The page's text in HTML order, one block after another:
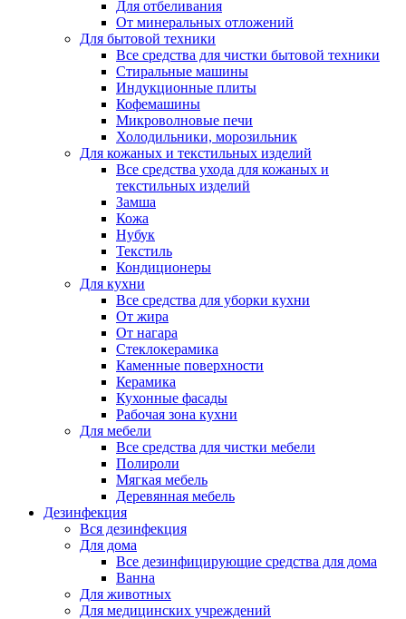
Для отбеливания
От минеральных отложений
Для бытовой техники
Все средства для чистки бытовой техники
Стиральные машины
Индукционные плиты
Кофемашины
Микроволновые печи
Холодильники, морозильник
Для кожаных и текстильных изделий
Все средства ухода для кожаных и
текстильных изделий
Замша
Кожа
Нубук
Текстиль
Кондиционеры
Для кухни
Все средства для уборки кухни
От жира
От нагара
Стеклокерамика
Каменные поверхности
Керамика
Кухонные фасады
Рабочая зона кухни
Для мебели
Все средства для чистки мебели
Полироли
Мягкая мебель
Деревянная мебель
Дезинфекция
Вся дезинфекция
Для дома
Все дезинфицирующие средства для дома
Ванна
Для животных
Для медицинских учреждений